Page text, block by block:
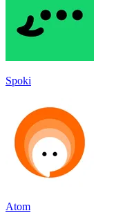
Spoki
Atom